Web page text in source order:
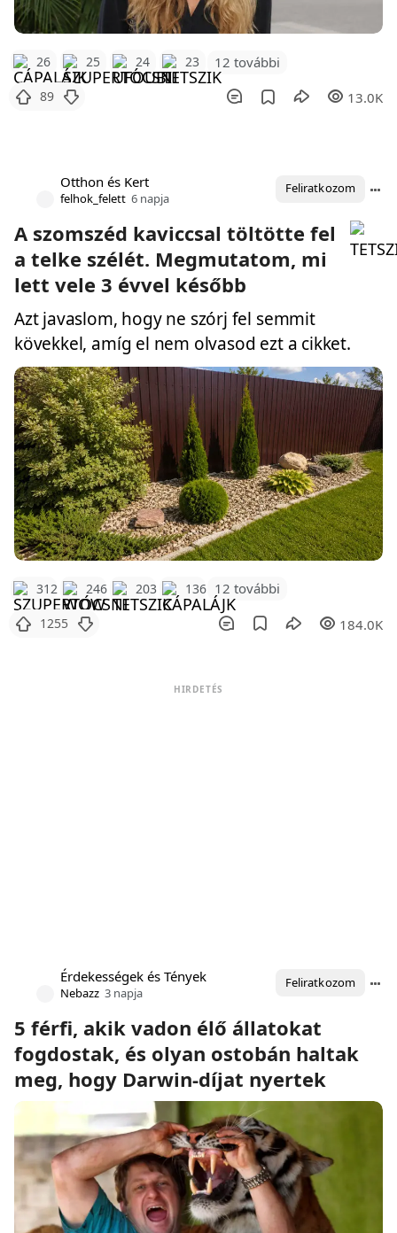
26 25 24 23 12 további
89 13.0K
Otthon és Kert
felhok_felett 6 napja
Feliratkozom
A szomszéd kaviccsal töltötte fel
a telke szélét. Megmutatom, mi
lett vele 3 évvel később
Azt javaslom, hogy ne szórj fel semmit
kövekkel, amíg el nem olvasod ezt a cikket.
312 246 203 136 12 további
1255 184.0K
HIRDETÉS
Érdekességek és Tények
Nebazz 3 napja
Feliratkozom
5 férfi, akik vadon élő állatokat
fogdostak, és olyan ostobán haltak
meg, hogy Darwin-díjat nyertek